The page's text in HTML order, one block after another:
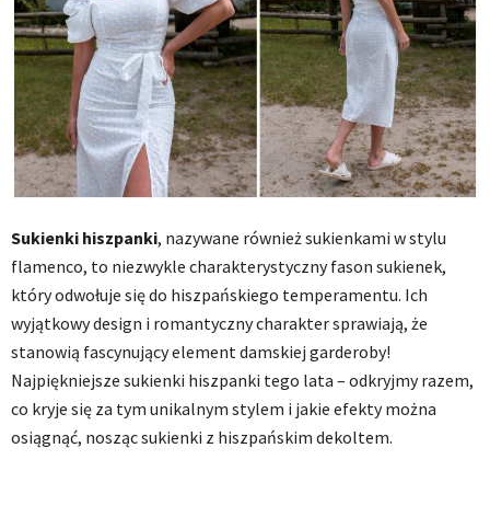
Sukienki hiszpanki, nazywane również sukienkami w stylu
flamenco, to niezwykle charakterystyczny fason sukienek,
który odwołuje się do hiszpańskiego temperamentu. Ich
wyjątkowy design i romantyczny charakter sprawiają, że
stanowią fascynujący element damskiej garderoby!
Najpiękniejsze sukienki hiszpanki tego lata – odkryjmy razem,
co kryje się za tym unikalnym stylem i jakie efekty można
osiągnąć, nosząc sukienki z hiszpańskim dekoltem.